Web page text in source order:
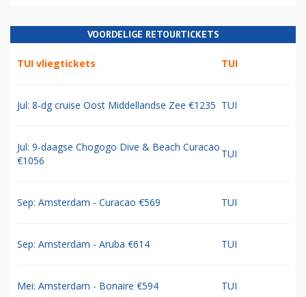
VOORDELIGE RETOURTICKETS
TUI vliegtickets TUI
Jul: 8-dg cruise Oost Middellandse Zee €1235 TUI
Jul: 9-daagse Chogogo Dive & Beach Curacao
€1056
TUI
Sep: Amsterdam - Curacao €569 TUI
Sep: Amsterdam - Aruba €614 TUI
Mei: Amsterdam - Bonaire €594 TUI